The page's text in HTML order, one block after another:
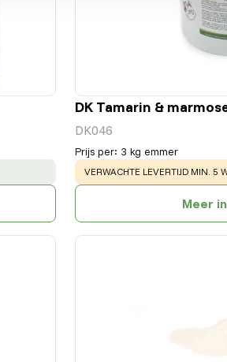
DK Tamarin &
DK046
Prijs per: 3 kg emmer
WARNING:
VERWACHTE LEVERTIJD MIN. 5
Meer